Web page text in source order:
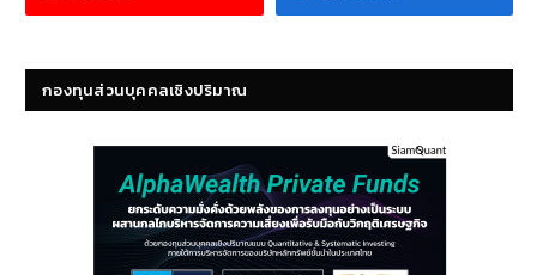
กองทุนส่วนบุคคลเชิงปริมาณ